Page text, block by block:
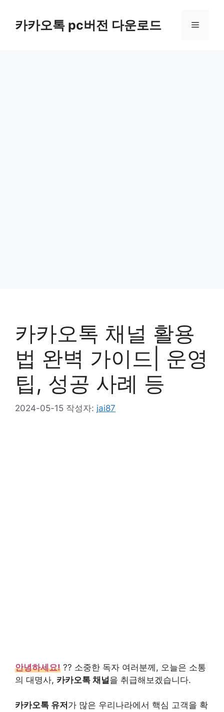
카카오톡 pc버전 다운로드 메
카카오톡 채널 활용
법 완벽 가이드| 운영
팁, 성공 사례 등
2024-05-15 작성자: jai87
안녕하세요! ?? 소중한 독자 여러분께, 오늘은 소통
의 대명사, 카카오톡 채널을 취급해보겠습니다.
카카오톡 유저 가 많은 우리나라에서 핵심 고객을 확